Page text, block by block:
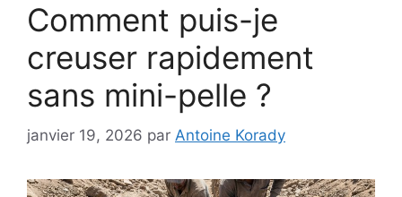
Comment puis-je
creuser rapidement
sans mini-pelle ?
janvier 19, 2026 par Antoine Korady